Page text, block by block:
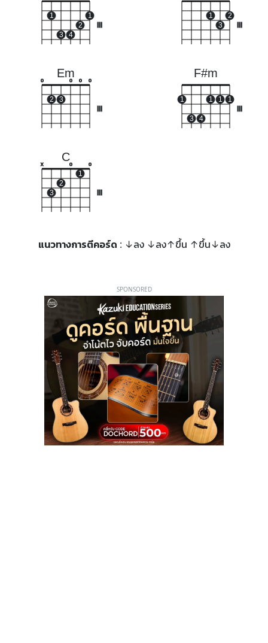
1
3 4
2
1
1
3
2
Em
o
2 3
o o o
F#m
1
3 4
1 1 1
C
x
3
2
o
1
o
แนวทางการตีคอร์ด : ↓ลง ↓ลง↑ขึ้น ↑ขึ้น↓ลง
SPONSORED